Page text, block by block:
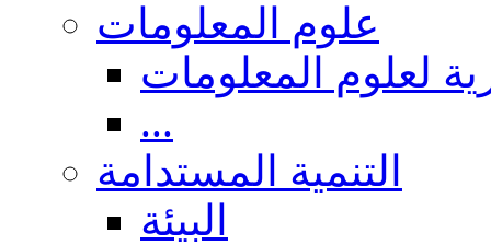
علوم المعلومات
لعلوم المعلومات
...
التنمية المستدامة
البيئة